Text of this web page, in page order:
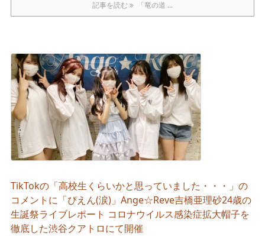
記事を読む 「竜の道 ...
TikTokの「高校生くらいかと思っていました・・・」の
コメントに「ぴえん(涙)」Ange☆Reve吉橋亜理砂24歳の
生誕祭ライブレポート コロナウイルス感染症拡大帽子を
徹底した渋谷クアトロにて開催